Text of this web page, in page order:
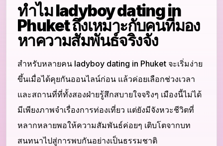
ทำไม ladyboy dating in
Phuket ถึงเหมาะกับคนที่มอง
หาความสัมพันธ์จริงจัง
สำหรับหลายคน ladyboy dating in Phuket จะเริ่มง่าย
ขึ้นเมื่อได้คุยกันออนไลน์ก่อน แล้วค่อยเลือกช่วงเวลา
และสถานที่ที่ทั้งสองฝ่ายรู้สึกสบายใจจริงๆ เมืองนี้ไม่ได้
มีเพียงภาพจำเรื่องการท่องเที่ยว แต่ยังมีจังหวะชีวิตที่
หลากหลายพอให้ความสัมพันธ์ค่อยๆ เติบโตจากบท
สนทนาไปสู่การพบกันอย่างเป็นธรรมชาติ